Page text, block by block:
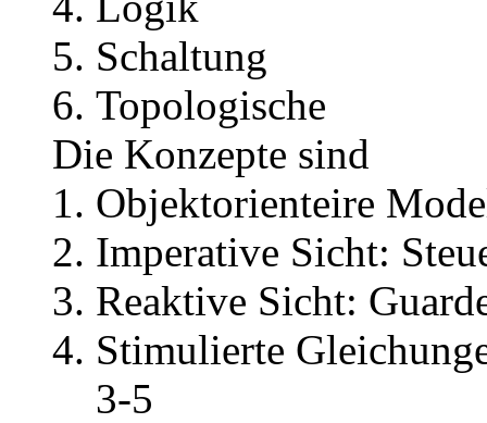
Schaltung
Topologische
Die Konzepte sind
Objektorienteire
Imperative Sicht:
Reaktive Sicht:
Stimulierte
3-5